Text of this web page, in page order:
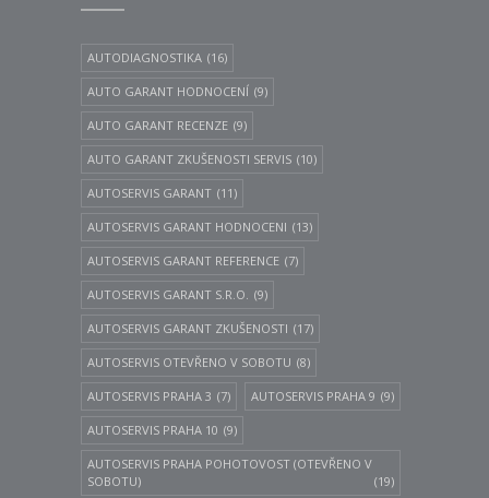
AUTODIAGNOSTIKA (16)
AUTO GARANT HODNOCENÍ (9)
AUTO GARANT RECENZE (9)
AUTO GARANT ZKUŠENOSTI SERVIS (10)
AUTOSERVIS GARANT (11)
AUTOSERVIS GARANT HODNOCENI (13)
AUTOSERVIS GARANT REFERENCE (7)
AUTOSERVIS GARANT S.R.O. (9)
AUTOSERVIS GARANT ZKUŠENOSTI (17)
AUTOSERVIS OTEVŘENO V SOBOTU (8)
AUTOSERVIS PRAHA 3 (7) AUTOSERVIS PRAHA 9 (9)
AUTOSERVIS PRAHA 10 (9)
AUTOSERVIS PRAHA POHOTOVOST (OTEVŘENO V
SOBOTU)
(19)